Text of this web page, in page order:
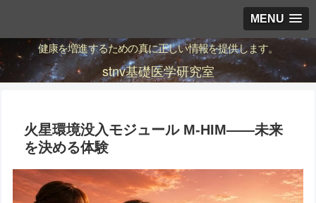
MENU
健康を増進するための真に正しい情報を提供します。
stnv基礎医学研究室
火星環境没入モジュール M-HIM――未来
を決める体験